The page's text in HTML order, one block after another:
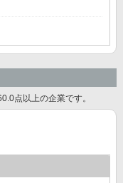
点以上の企業です。